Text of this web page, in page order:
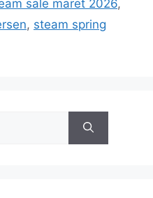
sale maret 2026,
, steam spring